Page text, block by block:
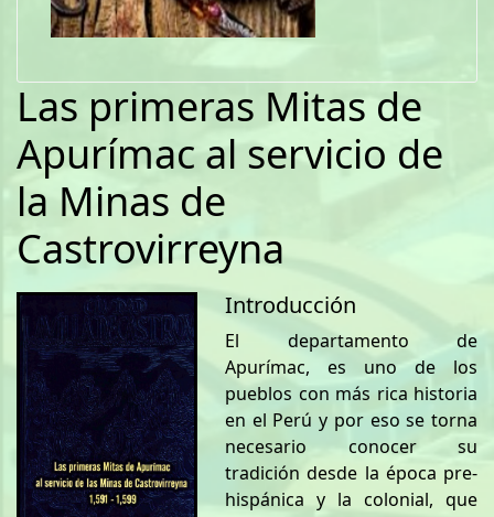
Las primeras Mitas de
Apurímac al servicio de
la Minas de
Castrovirreyna
Introducción
El departamento de
Apurímac, es uno de los
pueblos con más rica historia
en el Perú y por eso se torna
necesario conocer su
tradición desde la época pre-
hispánica y la colonial, que